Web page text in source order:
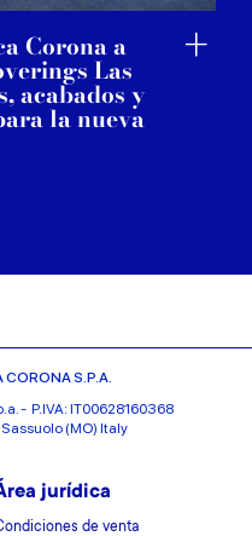
Corona a
Las
acabados y
la nueva
S.P.A.
- P.IVA: IT00628160368
(MO) Italy
jurídica
de venta